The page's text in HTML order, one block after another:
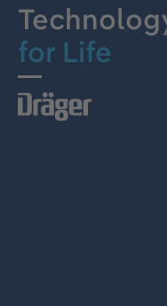
for Life